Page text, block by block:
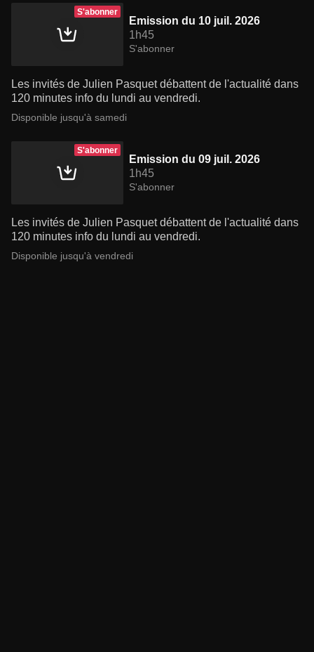
S'abonner
Emission du 10 juil. 2026
1h45
S'abonner
Les invités de Julien Pasquet débattent de l'actualité dans
120 minutes info du lundi au vendredi.
Disponible jusqu'à samedi
S'abonner
Emission du 09 juil. 2026
1h45
S'abonner
Les invités de Julien Pasquet débattent de l'actualité dans
120 minutes info du lundi au vendredi.
Disponible jusqu'à vendredi